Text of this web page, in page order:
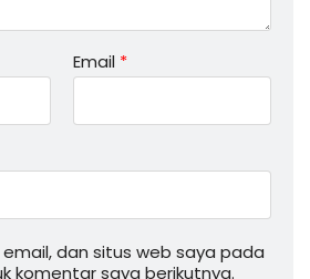
Email *
dan situs web saya pada
komentar saya berikutnya.